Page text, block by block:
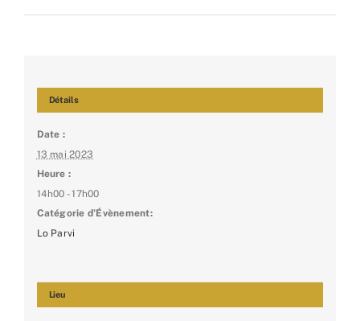
Détails
Date :
13 mai 2023
Heure :
14h00 - 17h00
Catégorie d’Évènement:
Lo Parvi
Lieu